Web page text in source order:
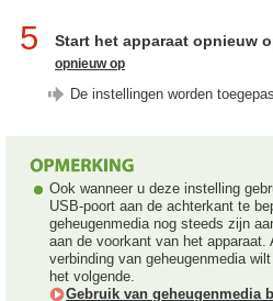
5 Start het apparaat opnieuw
opnieuw op
De instellingen worden
Ook wanneer u deze instelling
USB-poort aan de achterkant te
geheugenmedia nog steeds zijn
aan de voorkant van het apparaat.
verbinding van geheugenmedia
het volgende.
Gebruik van geheugenmedia